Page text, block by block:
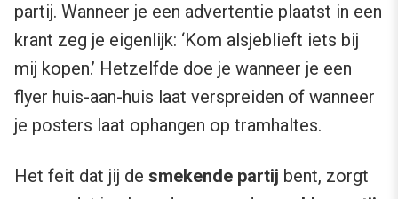
partij. Wanneer je een advertentie plaatst in een
krant zeg je eigenlijk: ‘Kom alsjeblieft iets bij
mij kopen.’ Hetzelfde doe je wanneer je een
flyer huis-aan-huis laat verspreiden of wanneer
je posters laat ophangen op tramhaltes.
Het feit dat jij de smekende partij bent, zorgt